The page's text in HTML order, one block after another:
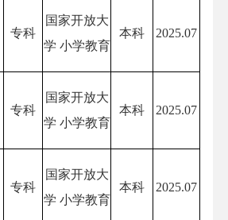
专科
国家开放大
学 小学教育
本科 2025.07
专科
国家开放大
学 小学教育
本科 2025.07
专科
国家开放大
学 小学教育
本科 2025.07